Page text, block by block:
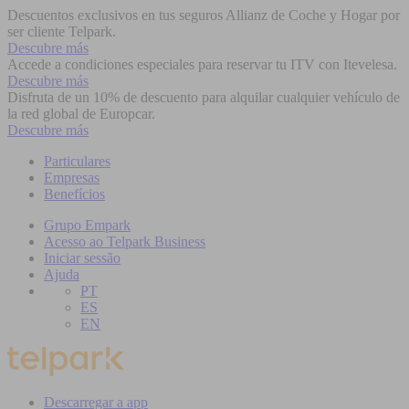
Descuentos exclusivos en tus seguros Allianz de Coche y Hogar por
ser cliente Telpark.
Descubre más
Accede a condiciones especiales para reservar tu ITV con Itevelesa.
Descubre más
Disfruta de un 10% de descuento para alquilar cualquier vehículo de
la red global de Europcar.
Descubre más
Particulares
Empresas
Benefícios
Grupo Empark
Acesso ao Telpark Business
Iniciar sessão
Ajuda
PT
ES
EN
Descarregar a app